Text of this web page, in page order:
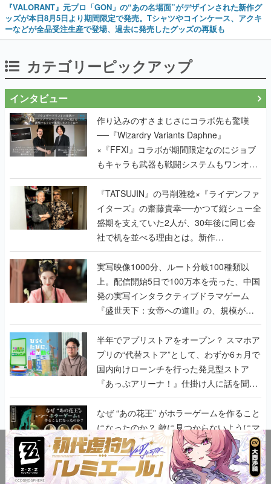
『VALORANT』元プロ「GON」の“あの名場面”がデザインされた新作グ
ッズが本日8月5日より期間限定で発売。Tシャツやコインケース、アクキ
ーなどが全品受注生産で登場、過去に発売したグッズの再販も
カテゴリーピックアップ
インタビュー
作り込みのすさまじさにコラボ先も驚嘆
──『Wizardry Variants Daphne』
×『FFXI』コラボが期間限定なのにジョブ
もキャラも武器も戦闘システムもワンオフ
で作り込まれた理由を両ディレクターに聞
く
『TATSUJIN』の弓削雅稔×『ライデンファ
イターズ』の齋藤貴幸──かつて縦シュー全
盛期を支えていた2人が、30年後に同じ会
社で机を並べる理由とは。新作
『TATSUJIN EXTREME』で初タッグを組
んだレジェンド2人に訊く開発秘話
実写映像1000分、ルート分岐100種類以
上。配信開始5日で100万本を売った、中国
発の実写インタラクティブドラマゲーム
『盛世天下：女帝への道II』の、規模が違
うこだわりをプロデューサーに聞いた
半年でアプリストアをオープン？ スマホア
プリの“代替ストア”として、わずか6ヵ月で
国内向けローンチを行った発見型ストア
『あっぷアリーナ！』仕掛け人に話を聞い
てみた
なぜ “あの花王” がホラーゲームを作ること
になったのか？ 敵に見つからないようにマ
ジックリンでこっそり掃除する『しずかな
おそうじ』が生まれるまで【開発座談会】
インタビューの記事一覧